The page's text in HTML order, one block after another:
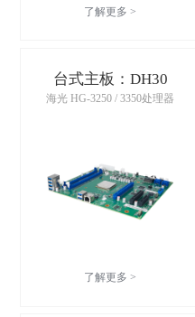
了解更多 >
台式主板：DH30
海光 HG-3250 / 3350处理器
了解更多 >